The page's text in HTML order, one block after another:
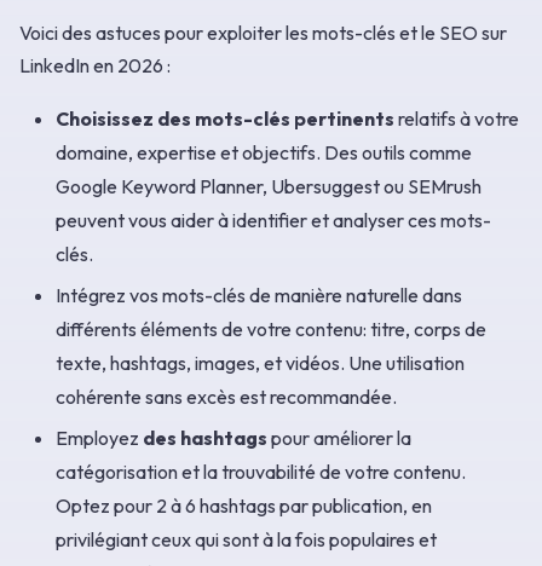
Voici des astuces pour exploiter les mots-clés et le SEO sur
LinkedIn en 2026 :
Choisissez des mots-clés pertinents relatifs à votre
domaine, expertise et objectifs. Des outils comme
Google Keyword Planner, Ubersuggest ou SEMrush
peuvent vous aider à identifier et analyser ces mots-
clés.
Intégrez vos mots-clés de manière naturelle dans
différents éléments de votre contenu: titre, corps de
texte, hashtags, images, et vidéos. Une utilisation
cohérente sans excès est recommandée.
Employez des hashtags pour améliorer la
catégorisation et la trouvabilité de votre contenu.
Optez pour 2 à 6 hashtags par publication, en
privilégiant ceux qui sont à la fois populaires et